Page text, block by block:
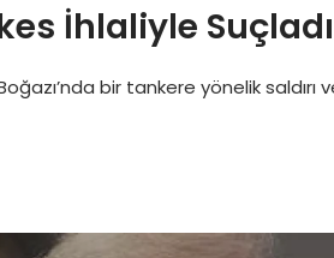
İhlaliyle Suçladı
bir tankere yönelik